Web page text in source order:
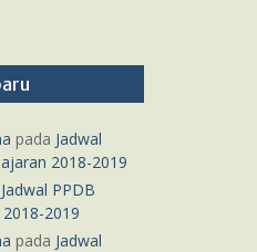
pada Jadwal
2018-2019
Jadwal PPDB
2019
pada Jadwal